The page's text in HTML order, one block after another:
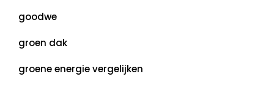
goodwe
groen dak
groene energie vergelijken